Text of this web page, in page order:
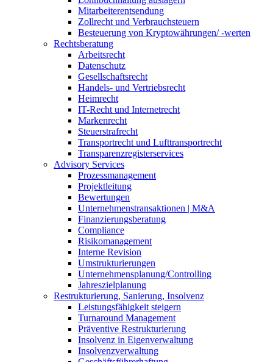
Mitarbeiterentsendung
Zollrecht und Verbrauchsteuern
Besteuerung von Kryptowährungen/ -werten
Rechtsberatung
Arbeitsrecht
Datenschutz
Gesellschaftsrecht
Handels- und Vertriebsrecht
Heimrecht
IT-Recht und Internetrecht
Markenrecht
Steuerstrafrecht
Transportrecht und Lufttransportrecht
Transparenzregisterservices
Advisory Services
Prozessmanagement
Projektleitung
Bewertungen
Unternehmenstransaktionen | M&A
Finanzierungsberatung
Compliance
Risikomanagement
Interne Revision
Umstrukturierungen
Unternehmensplanung/Controlling
Jahreszielplanung
Restrukturierung, Sanierung, Insolvenz
Leistungsfähigkeit steigern
Turnaround Management
Präventive Restrukturierung
Insolvenz in Eigenverwaltung
Insolvenzverwaltung